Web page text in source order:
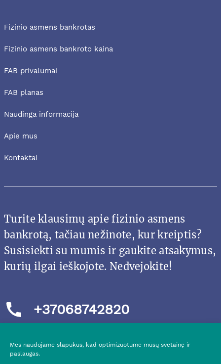
Mes naudojame slapukus, kad optimizuotume mūsų svetainę ir
paslaugas.
Fizinio asmens bankrotas
Fizinio asmens bankroto kaina
FAB privalumai
FAB planas
Naudinga informacija
Apie mus
Kontaktai
Turite klausimų apie fizinio asmens
bankrotą, tačiau nežinote, kur kreiptis?
Susisiekti su mumis ir gaukite atsakymus,
kurių ilgai ieškojote. Nedvejokite!
+37068742820